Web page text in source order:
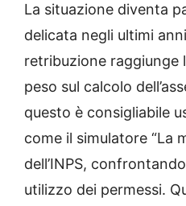
La situazione diventa
delicata negli ultimi
retribuzione raggiunge
peso sul calcolo
questo è consigliabile
come il simulatore “La
dell’INPS,
utilizzo dei permessi.